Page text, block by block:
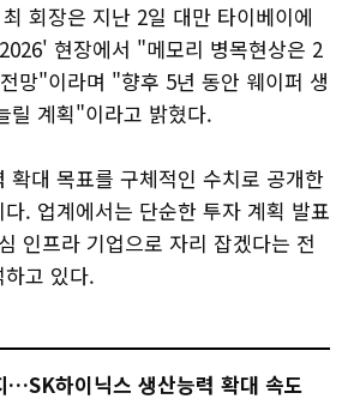
회장은 지난 2일 대만 타이베이에
현장에서 "메모리 병목현상은 2
망"이라며 "향후 5년 동안 웨이퍼 생
릴 계획"이라고 밝혔다.
확대 목표를 구체적인 수치로 공개한
. 업계에서는 단순한 투자 계획 발표
인프라 기업으로 자리 잡겠다는 전
고 있다.
…SK하이닉스 생산능력 확대 속도